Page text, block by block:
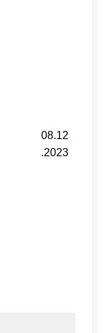
08.12
.2023